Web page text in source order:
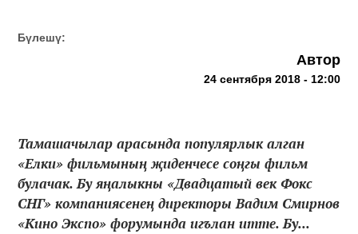
Бүлешү:
Автор
24 сентября 2018 - 12:00
Тамашачылар арасында популярлык алган
«Елки» фильмының җиденчесе соңгы фильм
булачак. Бу яңалыкны «Двадцатый век Фокс
СНГ» компаниясенең директоры Вадим Смирнов
«Кино Экспо» форумында игълан итте. Бу...